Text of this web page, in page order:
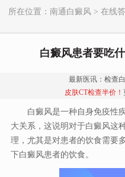
所在位置： 南通白癜风 > 在线
白癜风患者要吃
最新医讯：检查
皮肤CT检查半价！
白癜风是一种自身免疫性疾
大关系，这说明对于白癜风这
理，尤其是对患者的饮食需要
下白癜风患者的饮食。